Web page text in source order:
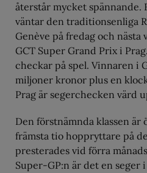
återstår mycket spännande.
väntar den traditionsenliga
Genève på fredag och
GCT Super Grand Prix i
checkar på spel. Vinnaren i
miljoner kronor plus en
Prag är segerchecken värd
Den förstnämnda klassen är
främsta tio hoppryttare på
presterades vid förra
Super-GP:n är det en seger